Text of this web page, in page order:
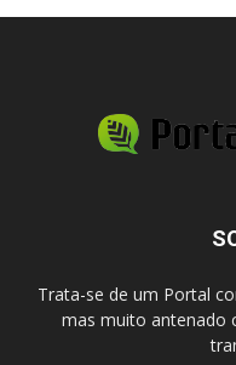
Trata-se de um Portal
mas muito antenado